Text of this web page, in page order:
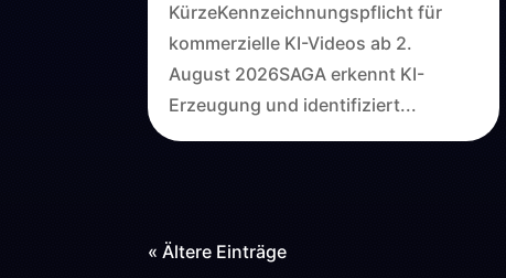
KürzeKennzeichnungspflicht für
kommerzielle KI-Videos ab 2.
August 2026SAGA erkennt KI-
Erzeugung und identifiziert...
« Ältere Einträge